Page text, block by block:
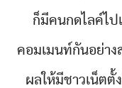
ก็มีคนกดไลค์ไป
คอมเมนท์กันอย่าง
ผลให้มีชาวเน็ตตั้